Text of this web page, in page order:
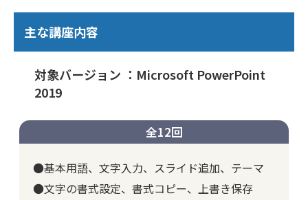
主な講座内容
対象バージョン ：Microsoft PowerPoint
2019
全12回
●基本用語、文字入力、スライド追加、テーマ
●文字の書式設定、書式コピー、上書き保存